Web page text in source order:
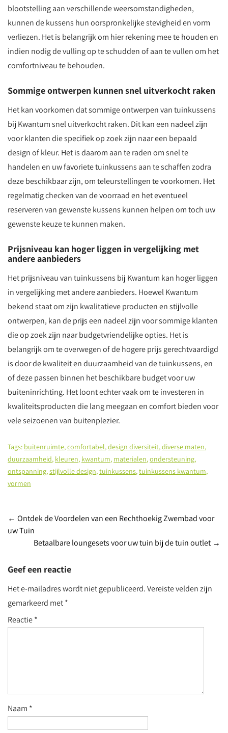
blootstelling aan verschillende weersomstandigheden,
kunnen de kussens hun oorspronkelijke stevigheid en vorm
verliezen. Het is belangrijk om hier rekening mee te houden en
indien nodig de vulling op te schudden of aan te vullen om het
comfortniveau te behouden.
Sommige ontwerpen kunnen snel uitverkocht raken
Het kan voorkomen dat sommige ontwerpen van tuinkussens
bij Kwantum snel uitverkocht raken. Dit kan een nadeel zijn
voor klanten die specifiek op zoek zijn naar een bepaald
design of kleur. Het is daarom aan te raden om snel te
handelen en uw favoriete tuinkussens aan te schaffen zodra
deze beschikbaar zijn, om teleurstellingen te voorkomen. Het
regelmatig checken van de voorraad en het eventueel
reserveren van gewenste kussens kunnen helpen om toch uw
gewenste keuze te kunnen maken.
Prijsniveau kan hoger liggen in vergelijking met
andere aanbieders
Het prijsniveau van tuinkussens bij Kwantum kan hoger liggen
in vergelijking met andere aanbieders. Hoewel Kwantum
bekend staat om zijn kwalitatieve producten en stijlvolle
ontwerpen, kan de prijs een nadeel zijn voor sommige klanten
die op zoek zijn naar budgetvriendelijke opties. Het is
belangrijk om te overwegen of de hogere prijs gerechtvaardigd
is door de kwaliteit en duurzaamheid van de tuinkussens, en
of deze passen binnen het beschikbare budget voor uw
buiteninrichting. Het loont echter vaak om te investeren in
kwaliteitsproducten die lang meegaan en comfort bieden voor
vele seizoenen van buitenplezier.
Tags: buitenruimte,comfortabel,design diversiteit,diverse maten,
duurzaamheid, kleuren, kwantum, materialen,ondersteuning,
ontspanning,stijlvolle design,tuinkussens,tuinkussens kwantum,
vormen
Post
navigation
← Ontdek de Voordelen van een Rechthoekig Zwembad voor
uw Tuin
Betaalbare loungesets voor uw tuin bij de tuin outlet →
Geef een reactie
Het e-mailadres wordt niet gepubliceerd.Vereiste velden zijn
gemarkeerd met*
Reactie*
Naam *